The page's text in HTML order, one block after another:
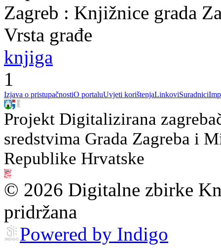
Zagreb : Knjižnice grada
Vrsta građe
knjiga
1
Izjava o pristupačnostiO portaluUvjeti korištenjaLinkoviSuradnici
Projekt Digitalizirana
sredstvima Grada Zagreba i
Republike Hrvatske
© 2026 Digitalne zbirke
pridržana
Powered by Indigo